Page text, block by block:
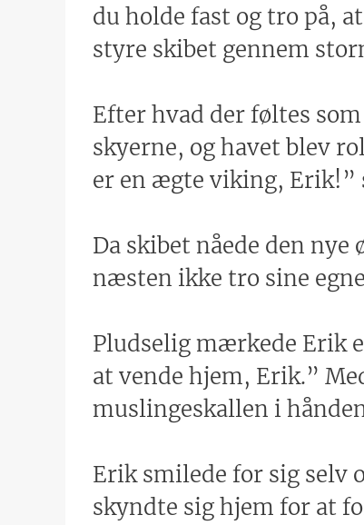
du holde fast og tro på,
styre skibet gennem
Efter hvad der føltes
skyerne, og havet blev
er en ægte viking, Erik!”
Da skibet nåede den
næsten ikke tro sine
Pludselig mærkede Erik
at vende hjem, Erik.”
muslingeskallen i
Erik smilede for sig selv
skyndte sig hjem for at